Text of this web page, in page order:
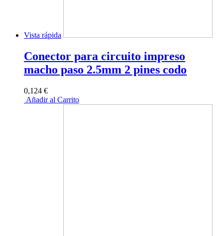
Vista rápida
Conector para circuito impreso
macho paso 2.5mm 2 pines codo
0,124 €
Añadir al Carrito